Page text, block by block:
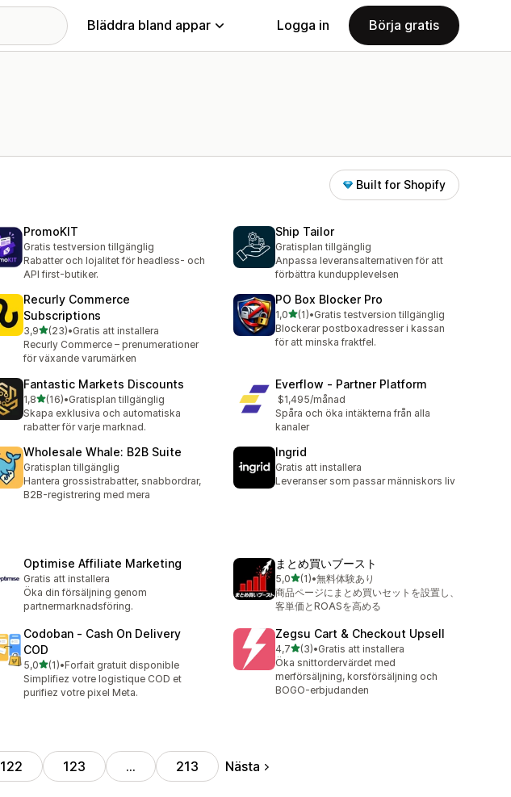
Bläddra bland appar Logga in Börja gratis
Built for Shopify
PromoKIT
Gratis testversion tillgänglig
Rabatter och lojalitet för headless- och
API first-butiker.
Ship Tailor
Gratisplan tillgänglig
Anpassa leveransalternativen för att
förbättra kundupplevelsen
Recurly Commerce
Subscriptions
3,9av 5 stjärnor
(23)
23 recensioner totalt
•Gratis att installera
Recurly Commerce – prenumerationer
för växande varumärken
PO Box Blocker Pro
1,0av 5 stjärnor
(1)
1 recensioner totalt
•Gratis testversion tillgänglig
Blockerar postboxadresser i kassan
för att minska fraktfel.
Fantastic Markets Discounts
1,8av 5 stjärnor
(16)
16 recensioner totalt
•Gratisplan tillgänglig
Skapa exklusiva och automatiska
rabatter för varje marknad.
Everflow ‑ Partner Platform
$1,495/månad
Spåra och öka intäkterna från alla
kanaler
Wholesale Whale: B2B Suite
Gratisplan tillgänglig
Hantera grossistrabatter, snabbordrar,
B2B-registrering med mera
Ingrid
Gratis att installera
Leveranser som passar människors liv
Optimise Affiliate Marketing
Gratis att installera
Öka din försäljning genom
partnermarknadsföring.
まとめ買いブースト
5,0av 5 stjärnor
(1)
1 recensioner totalt
•無料体験あり
商品ページにまとめ買いセットを設置し、
客単価とROASを高める
Codoban ‑ Cash On Delivery
COD
5,0av 5 stjärnor
(1)
1 recensioner totalt
•Forfait gratuit disponible
Simplifiez votre logistique COD et
purifiez votre pixel Meta.
Zegsu Cart & Checkout Upsell
4,7av 5 stjärnor
(3)
3 recensioner totalt
•Gratis att installera
Öka snittordervärdet med
merförsäljning, korsförsäljning och
BOGO-erbjudanden
122 123 … 213 Nästa